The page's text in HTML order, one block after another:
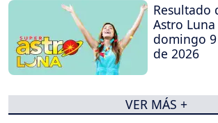
Resultado
Astro
domingo
de 2026
VER MÁS +